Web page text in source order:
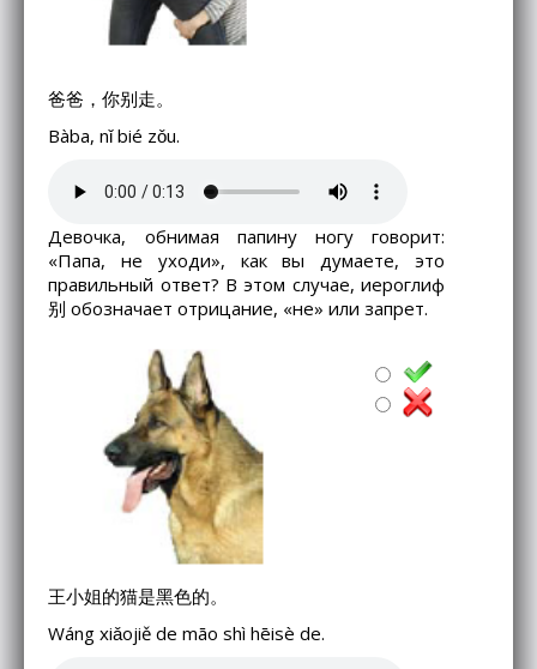
爸爸，你别走。
Bàba, nǐ bié zǒu.
Девочка, обнимая папину ногу говорит:
«Папа, не уходи», как вы думаете, это
правильный ответ? В этом случае, иероглиф
别 обозначает отрицание, «не» или запрет.
王小姐的猫是黑色的。
Wáng xiǎojiě de māo shì hēisè de.